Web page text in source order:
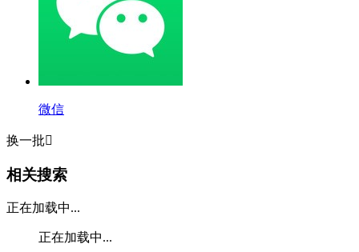
微信
换一批
相关搜索
正在加载中...
正在加载中...